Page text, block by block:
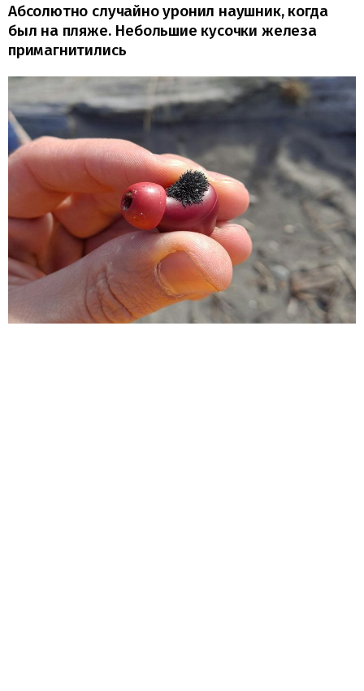
Абсолютно случайно уронил наушник, когда
был на пляже. Небольшие кусочки железа
примагнитились